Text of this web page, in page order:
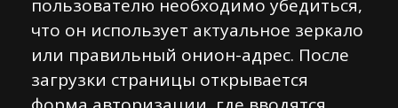
пользователю необходимо убедиться,
что он использует актуальное зеркало
или правильный онион-адрес. После
загрузки страницы открывается